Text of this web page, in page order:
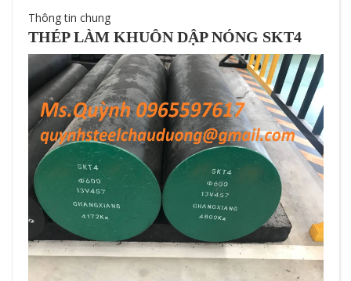
Thông tin chung
THÉP LÀM KHUÔN DẬP NÓNG SKT4